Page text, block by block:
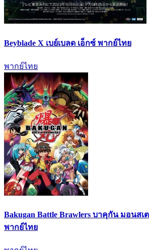
Beyblade X เบย์เบลด เอ็กซ์ พากย์ไทย
พากย์ไทย
Bakugan Battle Brawlers บาคุกัน มอนส
พากย์ไทย